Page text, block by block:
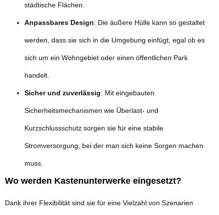
städtische Flächen.
Anpassbares Design: Die äußere Hülle kann so gestaltet
werden, dass sie sich in die Umgebung einfügt, egal ob es
sich um ein Wohngebiet oder einen öffentlichen Park
handelt.
Sicher und zuverlässig: Mit eingebauten
Sicherheitsmechanismen wie Überlast- und
Kurzschlussschutz sorgen sie für eine stabile
Stromversorgung, bei der man sich keine Sorgen machen
muss.
Wo werden Kastenunterwerke eingesetzt?
Dank ihrer Flexibilität sind sie für eine Vielzahl von Szenarien